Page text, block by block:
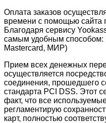
Оплата заказов
времени с помощью сайта
Благодаря сервису
самым удобным способом:
Mastercard, МИР)
Прием всех денежных
осуществляется
соединения, прошедшего
стандарта PCI DSS. Этот
факт, что все
регламентирую
карт, полностью